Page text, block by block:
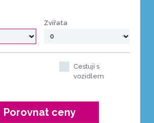
Zvířata
Cestuji s
vozidlem
Porovnat ceny